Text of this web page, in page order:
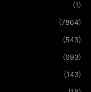
(1)
(7864)
(543)
(693)
(143)